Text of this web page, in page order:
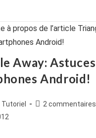
Away: Astuces
Android!
Tutoriel
Commentaires
2 commentaires